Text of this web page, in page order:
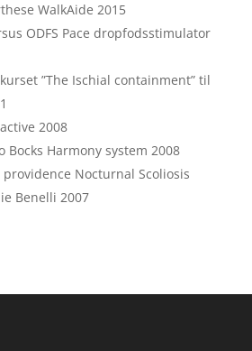
WalkAide 2015
ODFS Pace dropfodsstimulator
”The Ischial containment” til
2008
Bocks Harmony system 2008
providence Nocturnal Scoliosis
Benelli 2007